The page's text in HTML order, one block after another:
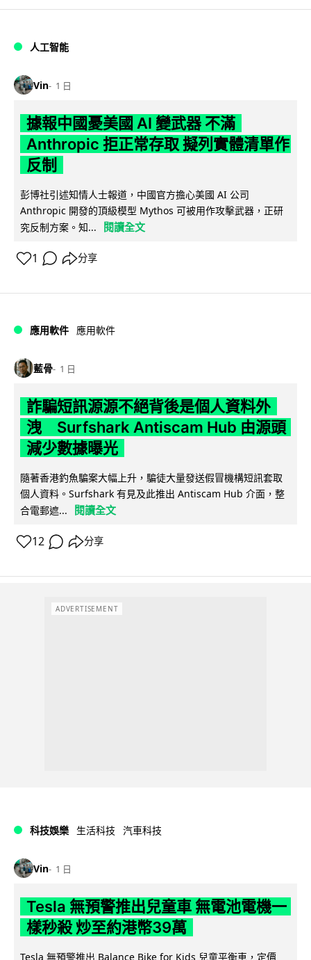
人工智能
Vin 1 日
據報中國憂美國 AI 變武器 不滿
Anthropic 拒正常存取 擬列實體清單作
反制
彭博社引述知情人士報道，中國官方擔心美國 AI 公司
Anthropic 開發的頂級模型 Mythos 可被用作攻擊武器，正研
究反制方案。知...
閱讀全文
1 分享
應用軟件 應用軟件
藍骨 1 日
詐騙短訊源源不絕背後是個人資料外
洩 Surfshark Antiscam Hub 由源頭
減少數據曝光
隨著香港釣魚騙案大幅上升，騙徒大量發送假冒機構短訊套取
個人資料。Surfshark 有見及此推出 Antiscam Hub 介面，整
合電郵遮...
閱讀全文
12 分享
ADVERTISEMENT
科技娛樂 生活科技 汽車科技
Vin 1 日
Tesla 無預警推出兒童車 無電池電機一
樣秒殺 炒至約港幣39萬
Tesla 無預警推出 Balance Bike for Kids 兒童平衡車，定價